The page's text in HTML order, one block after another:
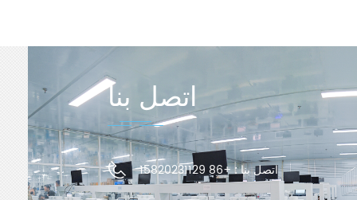
اتصل بنا
اتصل بنا :+86 15820231129